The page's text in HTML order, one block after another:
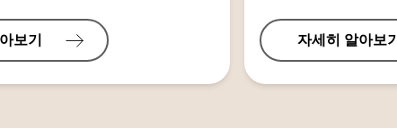
보기 자세히 알아보기